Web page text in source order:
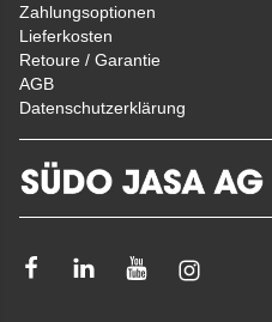
Zahlungsoptionen
Lieferkosten
Retoure / Garantie
AGB
Datenschutzerklärung
FacebookLinkedinYoutubeInstagram